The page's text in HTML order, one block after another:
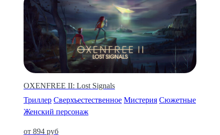
OXENFREE II: Lost Signals
Триллер Сверхъестественное Мистерия Сюжетные
Женский персонаж
от 894 руб